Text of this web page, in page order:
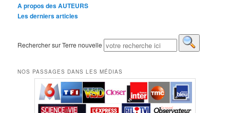
A propos des AUTEURS
Les derniers articles
Rechercher sur Terre nouvelle
NOS PASSAGES DANS LES MÉDIAS